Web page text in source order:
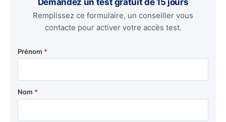
Remplissez ce formulaire, un conseiller vous
contacte pour activer votre accès test.
Prénom *
Nom *